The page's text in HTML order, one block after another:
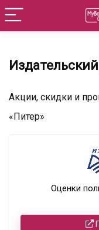
Акции, скидки и
«Питер»
Оценки